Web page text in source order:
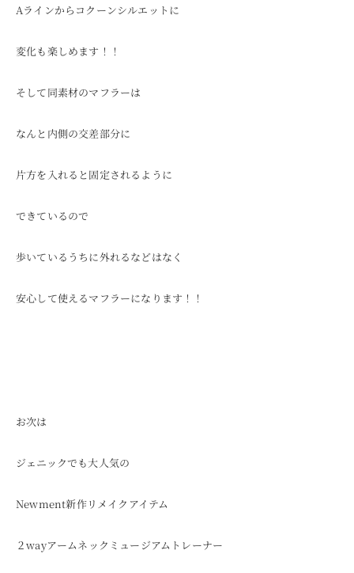
Aラインからコクーンシルエットに
変化も楽しめます！！
そして同素材のマフラーは
なんと内側の交差部分に
片方を入れると固定されるように
できているので
歩いているうちに外れるなどはなく
安心して使えるマフラーになります！！
お次は
ジェニックでも大人気の
Newment新作リメイクアイテム
２wayアームネックミュージアムトレーナー